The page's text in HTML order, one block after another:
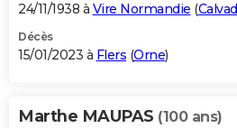
24/11/1938 à Vire Normandie (
Décès
15/01/2023 à Flers (Orne)
Marthe MAUPAS (100 ans)